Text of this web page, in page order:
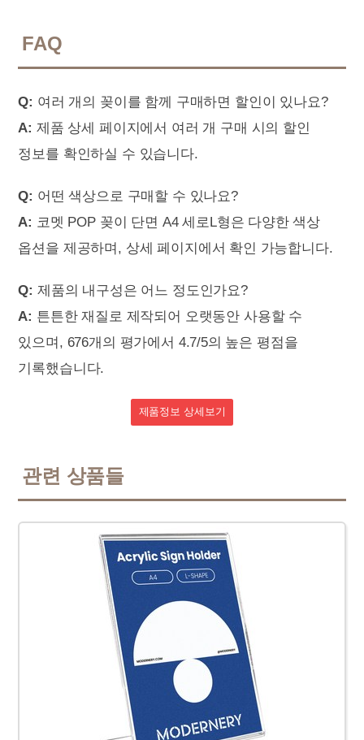
FAQ
Q: 여러 개의 꽂이를 함께 구매하면 할인이 있나요?
A: 제품 상세 페이지에서 여러 개 구매 시의 할인
정보를 확인하실 수 있습니다.
Q: 어떤 색상으로 구매할 수 있나요?
A: 코멧 POP 꽂이 단면 A4 세로L형은 다양한 색상
옵션을 제공하며, 상세 페이지에서 확인 가능합니다.
Q: 제품의 내구성은 어느 정도인가요?
A: 튼튼한 재질로 제작되어 오랫동안 사용할 수
있으며, 676개의 평가에서 4.7/5의 높은 평점을
기록했습니다.
제품정보 상세보기
관련 상품들